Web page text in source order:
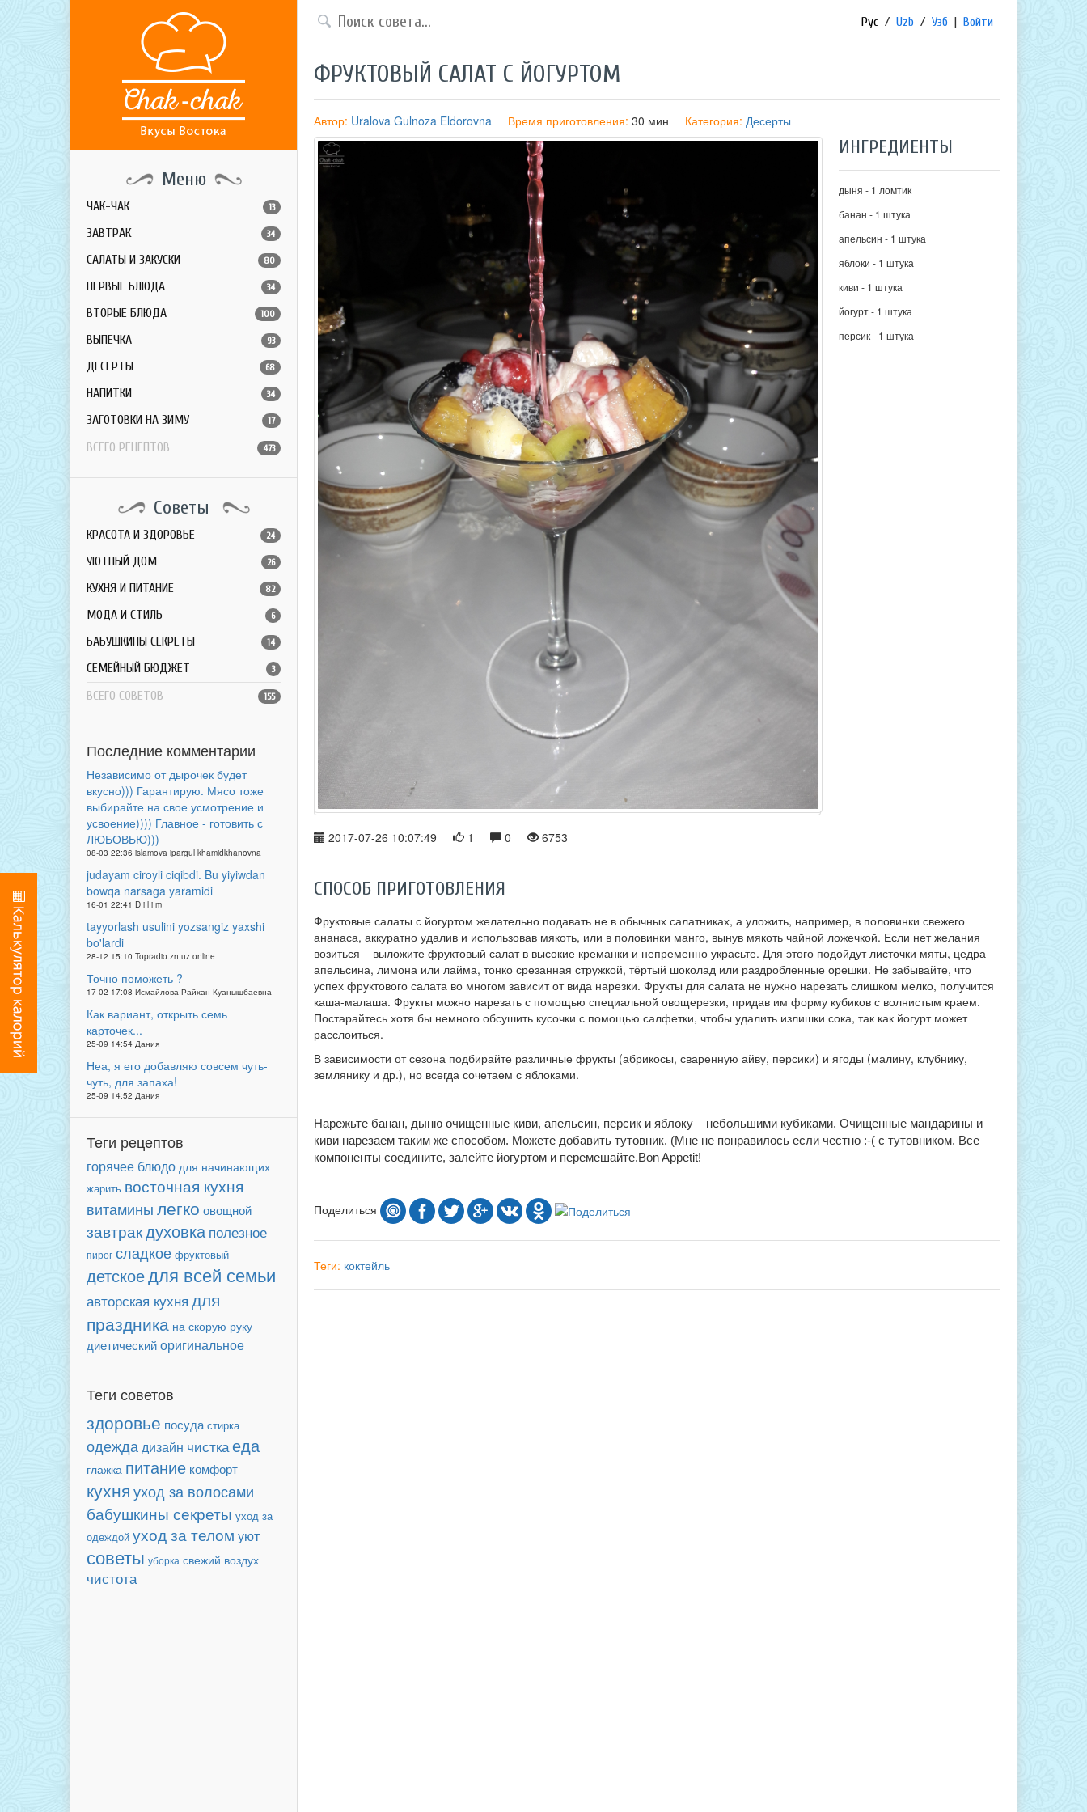
Меню
ЧАК-ЧАК 13
ЗАВТРАК 34
САЛАТЫ И ЗАКУСКИ 80
ПЕРВЫЕ БЛЮДА 34
ВТОРЫЕ БЛЮДА 100
ВЫПЕЧКА 93
ДЕСЕРТЫ 68
НАПИТКИ 34
ЗАГОТОВКИ НА ЗИМУ 17
ВСЕГО РЕЦЕПТОВ 473
Советы
КРАСОТА И ЗДОРОВЬЕ 24
УЮТНЫЙ ДОМ 26
КУХНЯ И ПИТАНИЕ 82
МОДА И СТИЛЬ 6
БАБУШКИНЫ СЕКРЕТЫ 14
СЕМЕЙНЫЙ БЮДЖЕТ 3
ВСЕГО СОВЕТОВ 155
Последние комментарии
Независимо от дырочек будет
вкусно))) Гарантирую. Мясо тоже
выбирайте на свое усмотрение и
усвоение)))) Главное - готовить с
ЛЮБОВЬЮ)))
08-03 22:36 islamova ipargul khamidkhanovna
judayam ciroyli ciqibdi. Bu yiyiwdan
bowqa narsaga yaramidi
16-01 22:41 D i l i m
tayyorlash usulini yozsangiz yaxshi
bo'lardi
28-12 15:10 Topradio.zn.uz online
Точно поможеть ?
17-02 17:08 Исмайлова Райхан Куанышбаевна
Как вариант, открыть семь
карточек...
25-09 14:54 Дания
Неа, я его добавляю совсем чуть-
чуть, для запаха!
25-09 14:52 Дания
Теги рецептов
горячее блюдо для начинающих
жарить восточная кухня
витамины легко овощной
завтракдуховка полезное
пирог сладкое фруктовый
детскоедля всей семьи
авторская кухня для
праздника на скорую руку
диетическийоригинальное
Теги советов
здоровье посуда стирка
одеждадизайн чисткаеда
глажка питание комфорт
кухняуход за волосами
бабушкины секреты уход за
одеждой уход за телом уют
советы уборка свежий воздух
чистота
Рус / Uzb / Узб | Войти
ФРУКТОВЫЙ САЛАТ С ЙОГУРТОМ
Автор: Uralova Gulnoza Eldorovna Время приготовления: 30 мин Категория: Десерты
2017-07-26 10:07:49 1 0 6753
ИНГРЕДИЕНТЫ
дыня - 1 ломтик
банан - 1 штука
апельсин - 1 штука
яблоки - 1 штука
киви - 1 штука
йогурт - 1 штука
персик - 1 штука
СПОСОБ ПРИГОТОВЛЕНИЯ
Фруктовые салаты с йогуртом желательно подавать не в обычных салатниках, а уложить, например, в половинки свежего
ананаса, аккуратно удалив и использовав мякоть, или в половинки манго, вынув мякоть чайной ложечкой. Если нет желания
возиться – выложите фруктовый салат в высокие креманки и непременно украсьте. Для этого подойдут листочки мяты, цедра
апельсина, лимона или лайма, тонко срезанная стружкой, тёртый шоколад или раздробленные орешки. Не забывайте, что
успех фруктового салата во многом зависит от вида нарезки. Фрукты для салата не нужно нарезать слишком мелко, получится
каша-малаша. Фрукты можно нарезать с помощью специальной овощерезки, придав им форму кубиков с волнистым краем.
Постарайтесь хотя бы немного обсушить кусочки с помощью салфетки, чтобы удалить излишки сока, так как йогурт может
расслоиться.
В зависимости от сезона подбирайте различные фрукты (абрикосы, сваренную айву, персики) и ягоды (малину, клубнику,
землянику и др.), но всегда сочетаем с яблоками.
Нарежьте банан, дыню очищенные киви, апельсин, персик и яблоку – небольшими кубиками. Очищенные мандарины и
киви нарезаем таким же способом. Можете добавить тутовник. (Мне не понравилось если честно :-( c тутовником. Все
компоненты соедините, залейте йогуртом и перемешайте.Bon Appetit!
Поделиться
Теги: коктейль